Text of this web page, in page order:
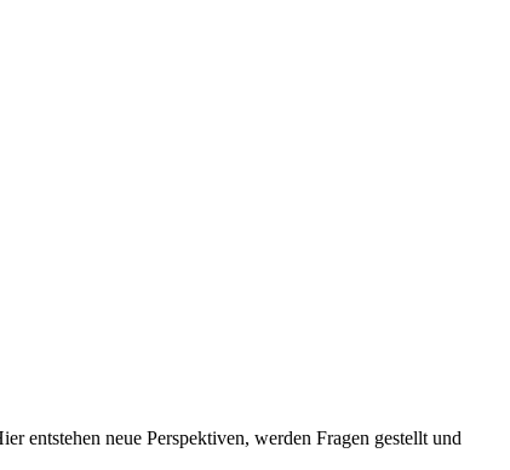
entstehen neue Perspektiven, werden Fragen gestellt und